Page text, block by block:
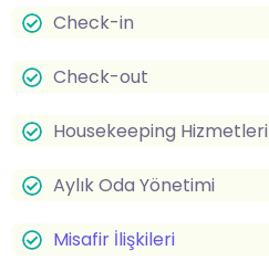
Check-in
Check-out
Housekeeping Hizmetleri
Aylık Oda Yönetimi
Misafir İlişkileri